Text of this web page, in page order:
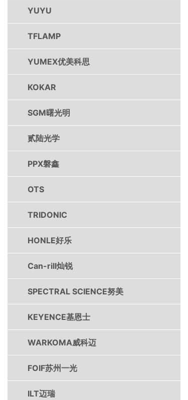
YUYU
TFLAMP
YUMEX优美科思
KOKAR
SGM曙光明
贰陆光学
PPX磐鑫
OTS
TRIDONIC
HONLE好乐
Can-rill灿锐
SPECTRAL SCIENCE努美
KEYENCE基恩士
WARKOMA威科迈
FOIF苏州一光
ILT迈瑞